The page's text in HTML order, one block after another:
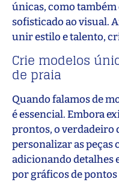
únicas, como
sofisticado ao visual.
unir estilo e talento,
Crie modelos
de praia
Quando falamos de
é essencial. Embora
prontos, o verdadeiro
personalizar as peças
adicionando detalhes
por gráficos de